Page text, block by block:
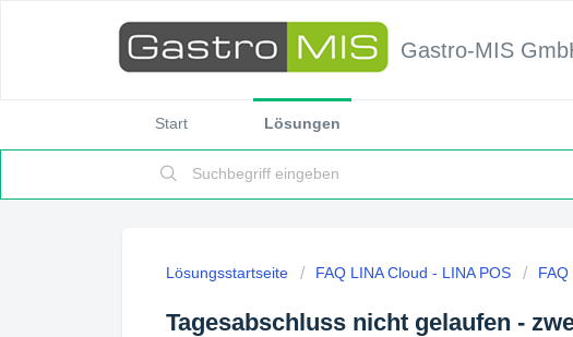
Gastro-MIS
Start Lösungen
Lösungsstartseite FAQ LINA Cloud - LINA POS FAQ
Tagesabschluss nicht gelaufen -